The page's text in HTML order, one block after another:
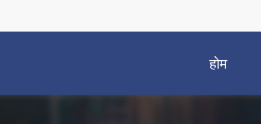
होम